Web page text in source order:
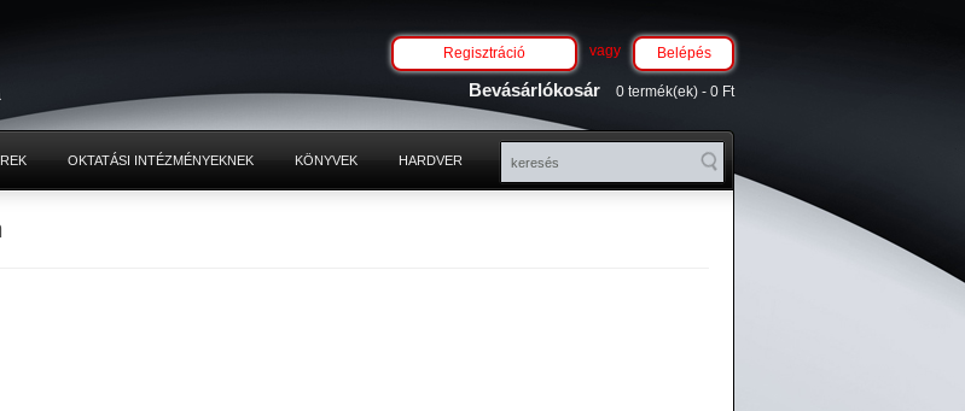
Bevásárlókosár 0 termék(ek) - 0 Ft
Belépés
vagy
Regisztráció
OKTATÁSI INTÉZMÉNYEKNEK KÖNYVEK HARDVER